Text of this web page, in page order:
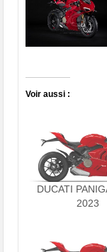
Voir aussi :
DUCATI
2023